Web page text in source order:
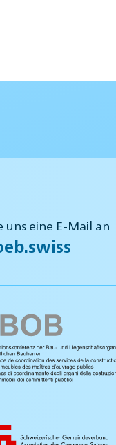
uns eine E-Mail an